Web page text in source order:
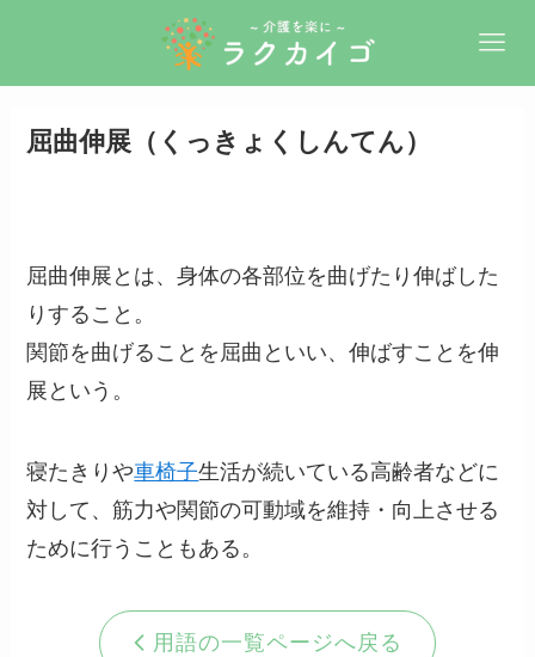
屈曲伸展（くっきょくしんてん）
屈曲伸展とは、身体の各部位を曲げたり伸ばした
りすること。
関節を曲げることを屈曲といい、伸ばすことを伸
展という。
寝たきりや車椅子生活が続いている高齢者などに
対して、筋力や関節の可動域を維持・向上させる
ために行うこともある。
用語の一覧ページへ戻る